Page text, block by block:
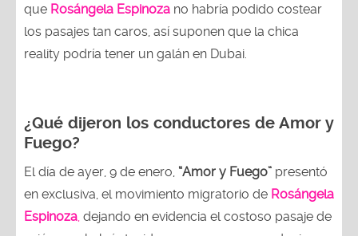
que Rosángela Espinoza no habría podido costear
los pasajes tan caros, así suponen que la chica
reality podría tener un galán en Dubai.
¿Qué dijeron los conductores de Amor y
Fuego?
El día de ayer, 9 de enero, “Amor y Fuego” presentó
en exclusiva, el movimiento migratorio de Rosángela
Espinoza dejando en evidencia el costoso pasaje de